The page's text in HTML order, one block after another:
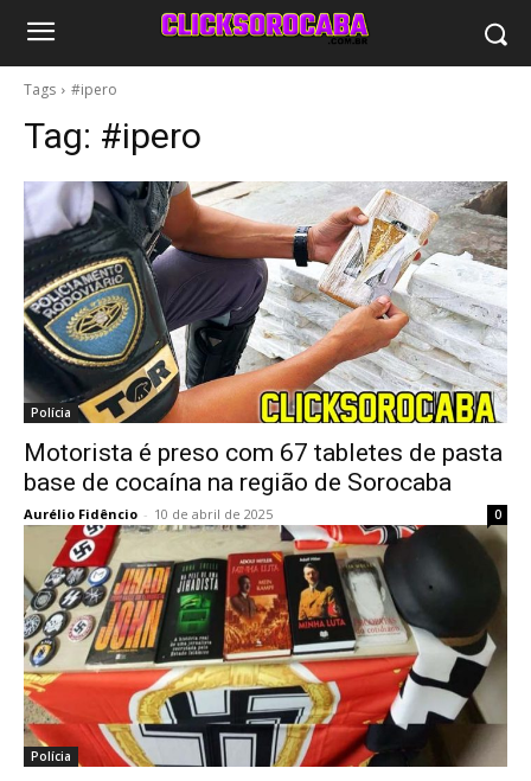
Tags #ipero
Tag: #ipero
Polícia
Motorista é preso com 67 tabletes de pasta
base de cocaína na região de Sorocaba
Aurélio Fidêncio - 10 de abril de 2025 0
Polícia